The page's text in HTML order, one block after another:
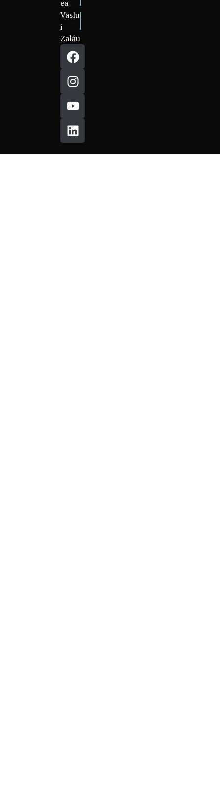
ea
Vaslu
i
Zalău